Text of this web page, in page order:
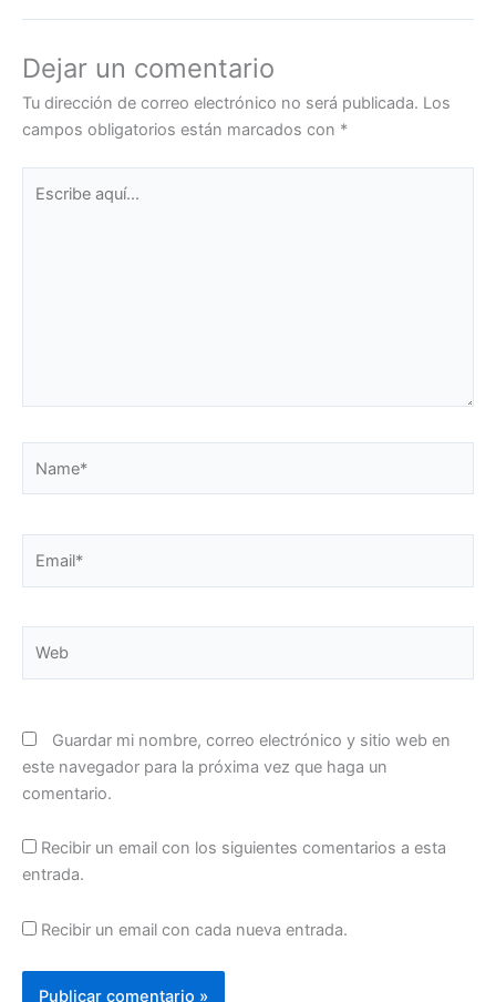
Dejar un comentario
Tu dirección de correo electrónico no será publicada. Los
campos obligatorios están marcados con *
aquí...
Guardar mi nombre, correo electrónico y sitio web en
este navegador para la próxima vez que haga un
comentario.
Recibir un email con los siguientes comentarios a esta
entrada.
Recibir un email con cada nueva entrada.